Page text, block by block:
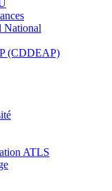
National
(CDDEAP)
ATLS